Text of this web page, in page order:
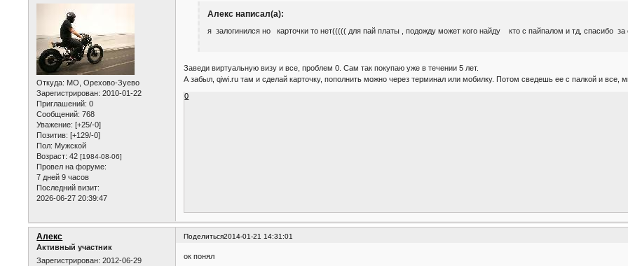
Откуда: МО, Орехово-Зуево
Зарегистрирован: 2010-01-22
Приглашений: 0
Сообщений: 768
Уважение: [+25/-0]
Позитив: [+129/-0]
Пол: Мужской
Возраст: 42[1984-08-06]
Провел на форуме:
7 дней 9 часов
Последний визит:
2026-06-27 20:39:47
Алекс написал(а):
я залогинился но карточки то нет((((( для пай платы , подожду может кого найду кто с пайпалом и тд, спасибо
Заведи виртуальную визу и все, проблем 0. Сам так покупаю уже в течении 5 лет.
А забыл, qiwi.ru там и сделай карточку, пополнить можно через терминал или мобилку. Потом сведешь ее с палкой и все,
0
Поделиться2014-01-21 14:31:01
Алекс
Активный участник
Зарегистрирован: 2012-06-29
ок понял